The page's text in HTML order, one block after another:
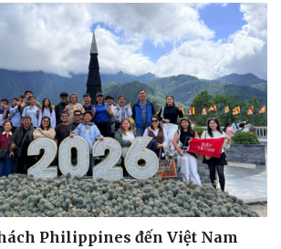
Philippines đến Việt Nam